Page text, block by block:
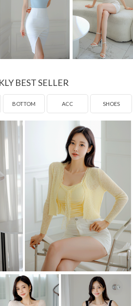
BEST SELLER
BOTTOM ACC SHOES